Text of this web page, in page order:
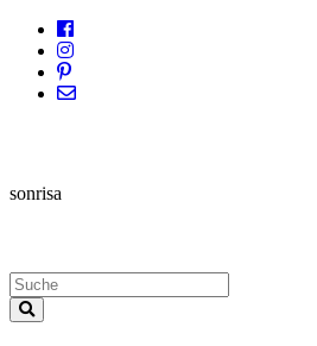
sonrisa